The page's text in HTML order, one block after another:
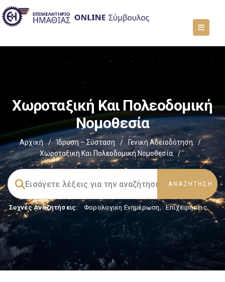
Χωροταξική Και Πολεοδομική
Νομοθεσία
Αρχική / Ίδρυση – Σύσταση / Γενική Αδειοδότηση
/
Χωροταξική Και Πολεοδομική Νομοθεσία
/
Συχνές Αναζητήσεις: Φορολογικη Ενημέρωση, Επιχειρήσεις